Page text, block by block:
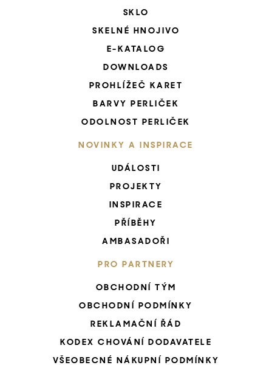
SKLO
SKELNÉ HNOJIVO
E-KATALOG
DOWNLOADS
PROHLÍŽEČ KARET
BARVY PERLIČEK
ODOLNOST PERLIČEK
NOVINKY A INSPIRACE
UDÁLOSTI
PROJEKTY
INSPIRACE
PŘÍBĚHY
AMBASADOŘI
PRO PARTNERY
OBCHODNÍ TÝM
OBCHODNÍ PODMÍNKY
REKLAMAČNÍ ŘÁD
KODEX CHOVÁNÍ DODAVATELE
VŠEOBECNÉ NÁKUPNÍ PODMÍNKY